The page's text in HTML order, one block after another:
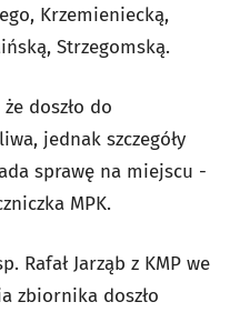
Krzemieniecką,
Strzegomską.
doszło do
jednak szczegóły
sprawę na miejscu -
MPK.
Rafał Jarząb z KMP we
zbiornika doszło